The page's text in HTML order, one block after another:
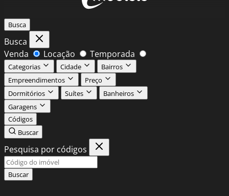
Busca
Busca
Venda
Locação Temporada
Categorias Cidade
Bairros
Empreendimentos
Preço
Dormitórios
Suítes
Banheiros
Garagens
Códigos
Buscar
Pesquisa por códigos
Buscar